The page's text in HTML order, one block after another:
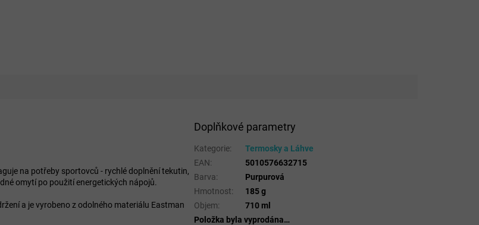
na potřeby sportovců - rychlé doplnění tekutin,
omytí po použití energetických nápojů.
a je vyrobeno z odolného materiálu Eastman
Doplňkové parametry
Kategorie:
Termosky a Láhve
EAN:
5010576632715
Barva:
Purpurová
Hmotnost:
185 g
Objem:
710 ml
Položka byla vyprodána…